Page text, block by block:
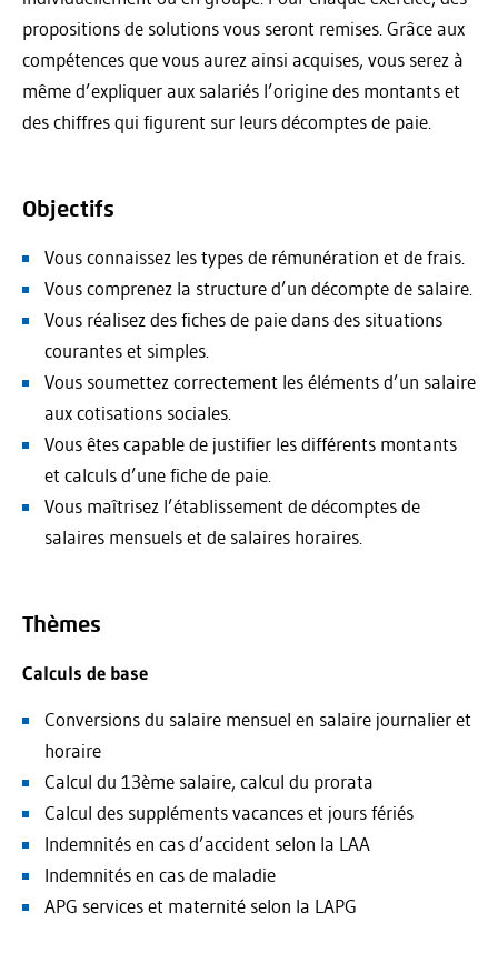
propositions de solutions vous seront remises. Grâce aux
compétences que vous aurez ainsi acquises, vous serez à
même d’expliquer aux salariés l’origine des montants et
des chiffres qui figurent sur leurs décomptes de paie.
Objectifs
Vous connaissez les types de rémunération et de frais.
Vous comprenez la structure d’un décompte de salaire.
Vous réalisez des fiches de paie dans des situations
courantes et simples.
Vous soumettez correctement les éléments d’un salaire
aux cotisations sociales.
Vous êtes capable de justifier les différents montants
et calculs d’une fiche de paie.
Vous maîtrisez l’établissement de décomptes de
salaires mensuels et de salaires horaires.
Thèmes
Calculs de base
Conversions du salaire mensuel en salaire journalier et
horaire
Calcul du 13ème salaire, calcul du prorata
Calcul des suppléments vacances et jours fériés
Indemnités en cas d’accident selon la LAA
Indemnités en cas de maladie
APG services et maternité selon la LAPG